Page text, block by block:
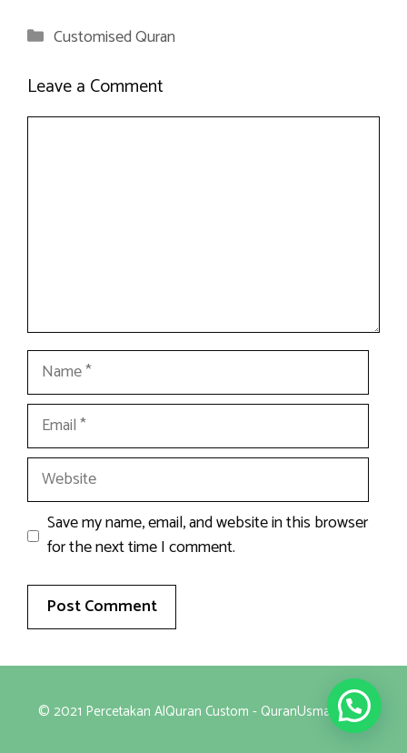
Categories
Customised Quran
Leave a Comment
Name
Email
Website
Save my name, email, and website in this browser
for the next time I comment.
© 2021 Percetakan AlQuran Custom - QuranUsmani.com